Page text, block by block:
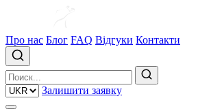
Про нас Блог FAQ Відгуки Контакти
Залишити заявку